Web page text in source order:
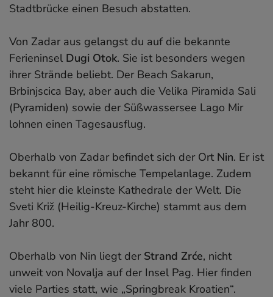
Stadtbrücke einen Besuch abstatten.
Von Zadar aus gelangst du auf die bekannte
Ferieninsel Dugi Otok. Sie ist besonders wegen
ihrer Strände beliebt. Der Beach Sakarun,
Brbinjscica Bay, aber auch die Velika Piramida Sali
(Pyramiden) sowie der Süßwassersee Lago Mir
lohnen einen Tagesausflug.
Oberhalb von Zadar befindet sich der Ort Nin. Er ist
bekannt für eine römische Tempelanlage. Zudem
steht hier die kleinste Kathedrale der Welt. Die
Sveti Križ (Heilig-Kreuz-Kirche) stammt aus dem
Jahr 800.
Oberhalb von Nin liegt der Strand Zrće, nicht
unweit von Novalja auf der Insel Pag. Hier finden
viele Parties statt, wie „Springbreak Kroatien“.